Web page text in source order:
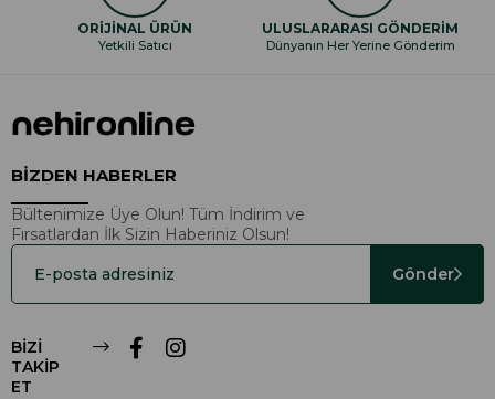
ORİJİNAL ÜRÜN
Yetkili Satıcı
ULUSLARARASI GÖNDERİM
Dünyanın Her Yerine Gönderim
BİZDEN HABERLER
Bültenimize Üye Olun! Tüm İndirim ve
Fırsatlardan İlk Sizin Haberiniz Olsun!
Gönder
BİZİ
TAKİP
ET